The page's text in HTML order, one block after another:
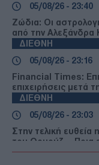
05/08/26 - 23:40
Ζώδια: Οι
από την Αλεξάνδρα
ΔΙΕΘΝΗ
05/08/26 - 23:16
Financial Times:
επιχειρήσεις
ΔΙΕΘΝΗ
05/08/26 - 23:03
Στην τελική ευθεία
του Ορμούζ — Ποια
ΔΙΕΘΝΗ